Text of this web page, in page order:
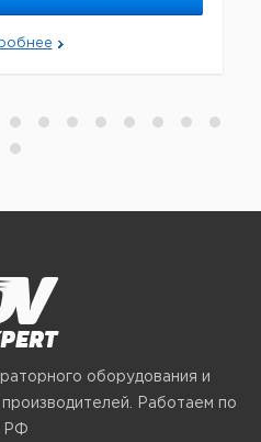
оборудования и
Работаем по
РФ